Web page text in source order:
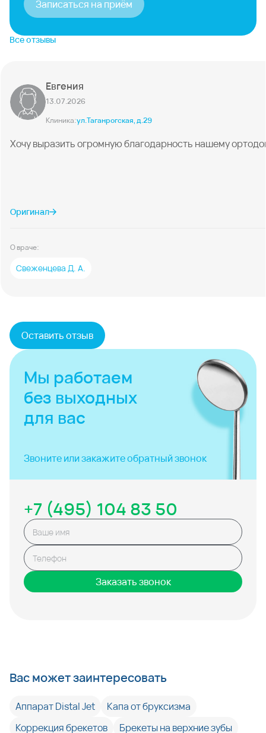
Записаться на приём
Все отзывы
Евгения
13.07.2026
Клиника:ул.Таганрогская, д.29
Хочу выразить огромную благодарность нашему
Оригинал
О враче:
Свеженцева Д. А.
Оставить отзыв
Мы работаем
без выходных
для вас
Звоните или закажитеобратный звонок
+7 (495) 104 83 50
Заказать звонок
Вас может заинтересовать
Аппарат Distal Jet
Капа от бруксизма
Коррекция брекетов
Брекеты на верхние зубы